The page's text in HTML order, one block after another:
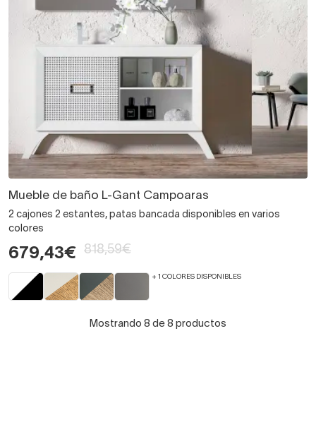
Mueble de baño L-Gant Campoaras
2 cajones 2 estantes, patas bancada disponibles en varios
colores
679,43€ 818,59€
+ 1 COLORES DISPONIBLES
Mostrando 8 de 8 productos